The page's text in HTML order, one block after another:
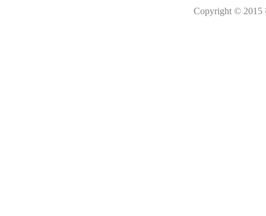
Copyright ©